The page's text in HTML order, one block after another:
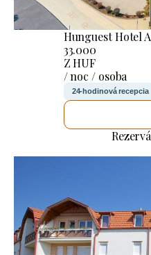
Hunguest Hotel
33.000
Z HUF
/ noc / osoba
24-hodinová recepcia